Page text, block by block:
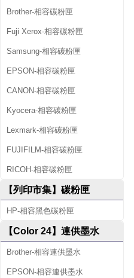
Brother-相容碳粉匣
Fuji Xerox-相容碳粉匣
Samsung-相容碳粉匣
EPSON-相容碳粉匣
CANON-相容碳粉匣
Kyocera-相容碳粉匣
Lexmark-相容碳粉匣
FUJIFILM-相容碳粉匣
RICOH-相容碳粉匣
【列印市集】碳粉匣
HP-相容黑色碳粉匣
【Color 24】連供墨水
Brother-相容連供墨水
EPSON-相容連供墨水